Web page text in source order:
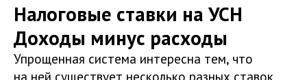
Налоговые ставки на УСН
Доходы минус расходы
Упрощенная система интересна тем, что
на ней существует несколько разных ставок.